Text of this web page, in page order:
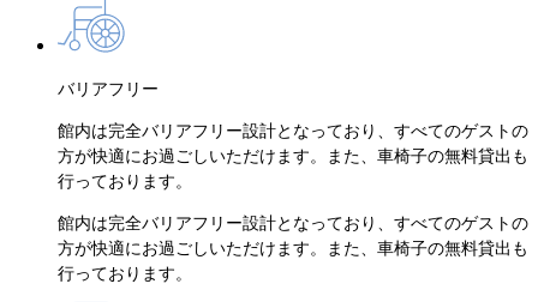
バリアフリー
館内は完全バリアフリー設計となっており、すべてのゲストの
方が快適にお過ごしいただけます。また、車椅子の無料貸出も
行っております。
館内は完全バリアフリー設計となっており、すべてのゲストの
方が快適にお過ごしいただけます。また、車椅子の無料貸出も
行っております。